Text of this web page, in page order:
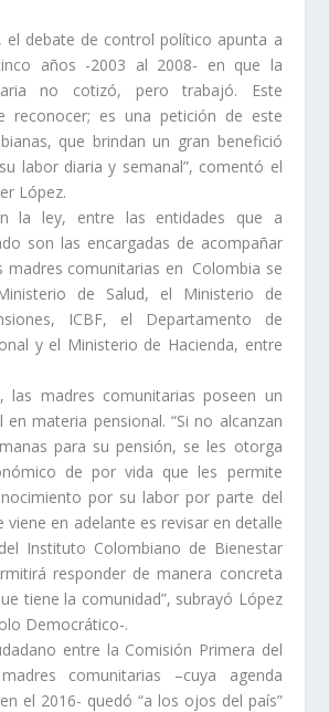
el debate de control político apunta a
años -2003 al 2008- en que la
no cotizó, pero trabajó. Este
reconocer; es una petición de este
que brindan un gran benefició
labor diaria y semanal”, comentó el
López.
la ley, entre las entidades que a
son las encargadas de acompañar
madres comunitarias en Colombia se
de Salud, el Ministerio de
ICBF, el Departamento de
y el Ministerio de Hacienda, entre
las madres comunitarias poseen un
en materia pensional. “Si no alcanzan
para su pensión, se les otorga
de por vida que les permite
por su labor por parte del
viene en adelante es revisar en detalle
Instituto Colombiano de Bienestar
responder de manera concreta
tiene la comunidad”, subrayó López
Democrático-.
entre la Comisión Primera del
comunitarias –cuya agenda
el 2016- quedó “a los ojos del país”